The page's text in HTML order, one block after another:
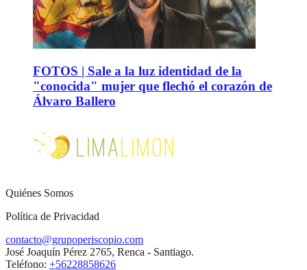
FOTOS | Sale a la luz identidad de la
"conocida" mujer que flechó el corazón de
Álvaro Ballero
Quiénes Somos
Política de Privacidad
contacto@grupoperiscopio.com
José Joaquín Pérez 2765, Renca - Santiago.
Teléfono: +56228858626